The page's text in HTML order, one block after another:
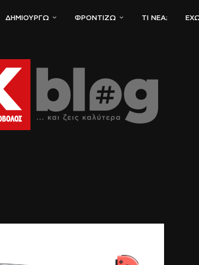
ΔΗΜΙΟΥΡΓΏ ΦΡΟΝΤΊΖΩ ΤΙ ΝΈΑ;